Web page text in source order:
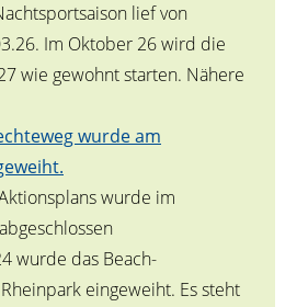
lief von
Im Oktober 26 wird die
wie gewohnt starten. Nähere
wurde am
wurde im
wurde das Beach-
eingeweiht. Es steht